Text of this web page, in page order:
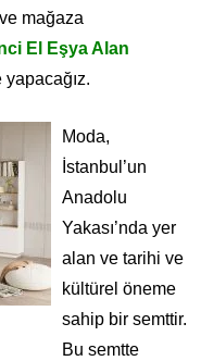
mağaza
El Eşya Alan
yapacağız.
Moda,
İstanbul’un
Anadolu
Yakası’nda yer
alan ve tarihi ve
kültürel öneme
sahip bir semttir.
Bu semtte